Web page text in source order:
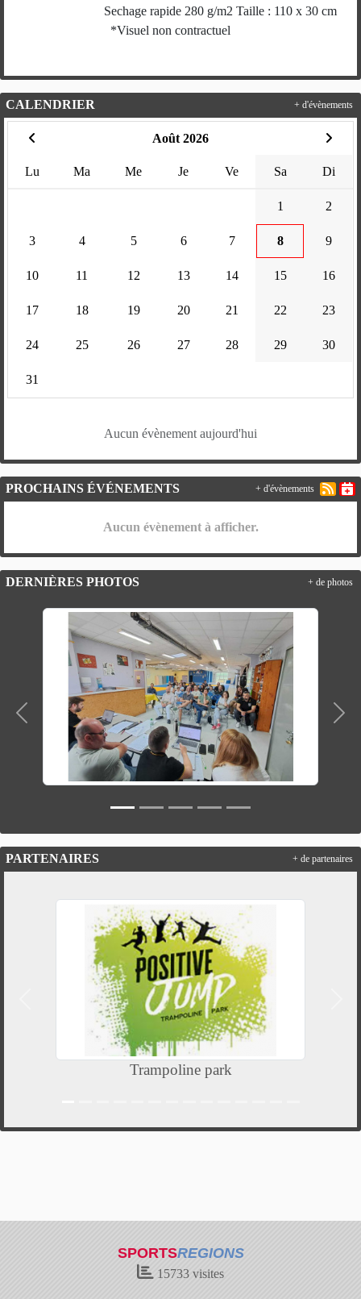
Sechage rapide 280 g/m2 Taille : 110 x 30 cm
*Visuel non contractuel
CALENDRIER
Août 2026
Lu Ma Me Je Ve Sa Di
1 2
3 4 5 6 7 8 9
10 11 12 13 14 15 16
17 18 19 20 21 22 23
24 25 26 27 28 29 30
31
Aucun évènement aujourd'hui
+ d'évènements
PROCHAINS ÉVÉNEMENTS
Aucun évènement à afficher.
+ d'évènements
DERNIÈRES PHOTOS
Précedent
+ de photos
PARTENAIRES
Trampoline park
+ de partenaires
SPORTSREGIONS
15733 visites